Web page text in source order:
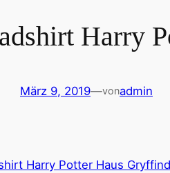
Harry
März 9, 2019—vonadmin